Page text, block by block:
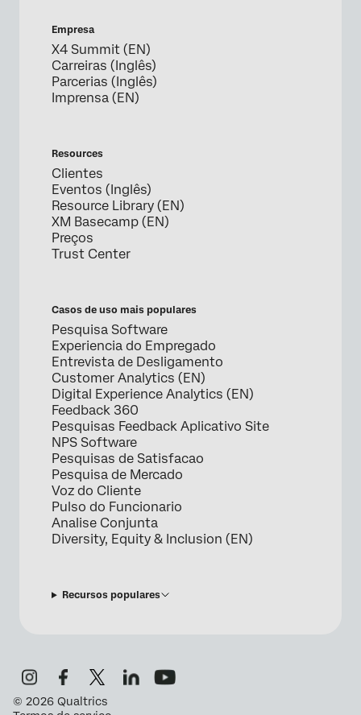
Empresa
X4 Summit (EN)
Carreiras (Inglês)
Parcerias (Inglês)
Imprensa (EN)
Resources
Clientes
Eventos (Inglês)
Resource Library (EN)
XM Basecamp (EN)
Preços
Trust Center
Casos de uso mais populares
Pesquisa Software
Experiencia do Empregado
Entrevista de Desligamento
Customer Analytics (EN)
Digital Experience Analytics (EN)
Feedback 360
Pesquisas Feedback Aplicativo Site
NPS Software
Pesquisas de Satisfacao
Pesquisa de Mercado
Voz do Cliente
Pulso do Funcionario
Analise Conjunta
Diversity, Equity & Inclusion (EN)
Recursos populares
© 2026 Qualtrics